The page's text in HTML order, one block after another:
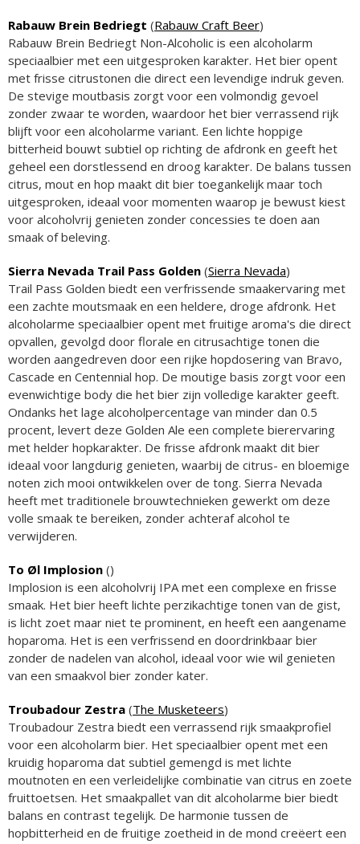
Rabauw Brein Bedriegt (Rabauw Craft Beer)
Rabauw Brein Bedriegt Non-Alcoholic is een alcoholarm
speciaalbier met een uitgesproken karakter. Het bier opent
met frisse citrustonen die direct een levendige indruk geven.
De stevige moutbasis zorgt voor een volmondig gevoel
zonder zwaar te worden, waardoor het bier verrassend rijk
blijft voor een alcoholarme variant. Een lichte hoppige
bitterheid bouwt subtiel op richting de afdronk en geeft het
geheel een dorstlessend en droog karakter. De balans tussen
citrus, mout en hop maakt dit bier toegankelijk maar toch
uitgesproken, ideaal voor momenten waarop je bewust kiest
voor alcoholvrij genieten zonder concessies te doen aan
smaak of beleving.
Sierra Nevada Trail Pass Golden (Sierra Nevada)
Trail Pass Golden biedt een verfrissende smaakervaring met
een zachte moutsmaak en een heldere, droge afdronk. Het
alcoholarme speciaalbier opent met fruitige aroma's die direct
opvallen, gevolgd door florale en citrusachtige tonen die
worden aangedreven door een rijke hopdosering van Bravo,
Cascade en Centennial hop. De moutige basis zorgt voor een
evenwichtige body die het bier zijn volledige karakter geeft.
Ondanks het lage alcoholpercentage van minder dan 0.5
procent, levert deze Golden Ale een complete bierervaring
met helder hopkarakter. De frisse afdronk maakt dit bier
ideaal voor langdurig genieten, waarbij de citrus- en bloemige
noten zich mooi ontwikkelen over de tong. Sierra Nevada
heeft met traditionele brouwtechnieken gewerkt om deze
volle smaak te bereiken, zonder achteraf alcohol te
verwijderen.
To Øl Implosion ()
Implosion is een alcoholvrij IPA met een complexe en frisse
smaak. Het bier heeft lichte perzikachtige tonen van de gist,
is licht zoet maar niet te prominent, en heeft een aangename
hoparoma. Het is een verfrissend en doordrinkbaar bier
zonder de nadelen van alcohol, ideaal voor wie wil genieten
van een smaakvol bier zonder kater.
Troubadour Zestra (The Musketeers)
Troubadour Zestra biedt een verrassend rijk smaakprofiel
voor een alcoholarm bier. Het speciaalbier opent met een
kruidig hoparoma dat subtiel gemengd is met lichte
moutnoten en een verleidelijke combinatie van citrus en zoete
fruittoetsen. Het smaakpallet van dit alcoholarme bier biedt
balans en contrast tegelijk. De harmonie tussen de
hopbitterheid en de fruitige zoetheid in de mond creëert een